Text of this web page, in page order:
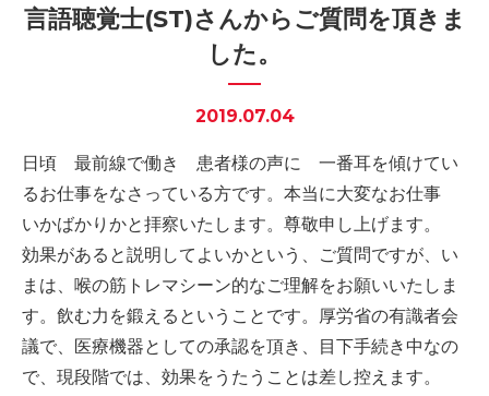
-ブログ
-学会発表情報
-メディア紹介事例
-誤嚥・誤嚥性肺炎とは
-誤嚥のQ&A(コラム)
-誤嚥・誤嚥性肺炎の予防策
会社情報
ショップ
言語聴覚士(ST)さんからご質問を頂きま
した。
2019.07.04
日頃 最前線で働き 患者様の声に 一番耳を傾けてい
るお仕事をなさっている方です。本当に大変なお仕事
いかばかりかと拝察いたします。尊敬申し上げます。
効果があると説明してよいかという、ご質問ですが、い
まは、喉の筋トレマシーン的なご理解をお願いいたしま
す。飲む力を鍛えるということです。厚労省の有識者会
議で、医療機器としての承認を頂き、目下手続き中なの
で、現段階では、効果をうたうことは差し控えます。